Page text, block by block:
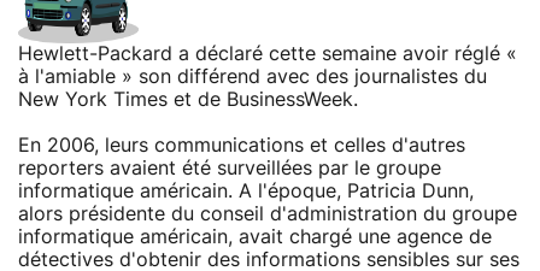
Hewlett-Packard a déclaré cette semaine avoir réglé «
à l'amiable » son différend avec des journalistes du
New York Times et de BusinessWeek.
En 2006, leurs communications et celles d'autres
reporters avaient été surveillées par le groupe
informatique américain. A l'époque, Patricia Dunn,
alors présidente du conseil d'administration du groupe
informatique américain, avait chargé une agence de
détectives d'obtenir des informations sensibles sur ses